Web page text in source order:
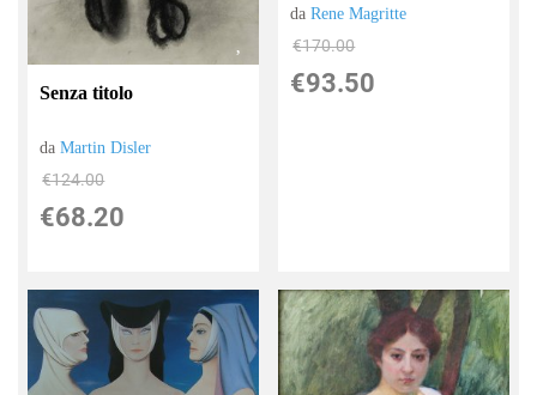
Senza titolo
daMartin Disler
€124.00
€68.20
daRene Magritte
€170.00
€93.50